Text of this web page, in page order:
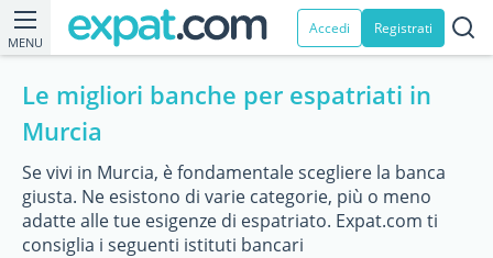
MENU
Accedi Registrati
Le migliori banche per espatriati in
Murcia
Se vivi in Murcia, è fondamentale scegliere la banca
giusta. Ne esistono di varie categorie, più o meno
adatte alle tue esigenze di espatriato. Expat.com ti
consiglia i seguenti istituti bancari